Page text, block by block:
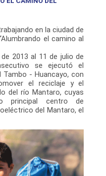
en la ciudad de
el camino al
2013 al 11 de julio de
se ejecutó el
- Huancayo, con
el reciclaje y el
del río Mantaro, cuyas
principal centro de
del Mantaro, el